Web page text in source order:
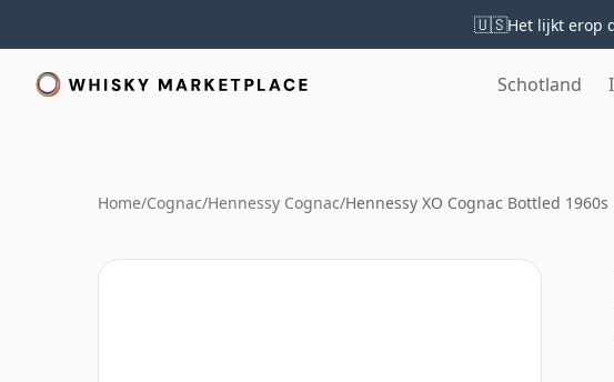
🇺🇸Het lijkt erop
Schotland
Home/Cognac/Hennessy Cognac/Hennessy XO Cognac Bottled 1960s